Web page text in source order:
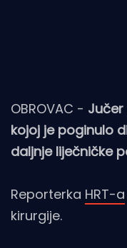
OBROVAC -
kojoj je poginulo
daljnje liječničke
Reporterka HRT-a
kirurgije.